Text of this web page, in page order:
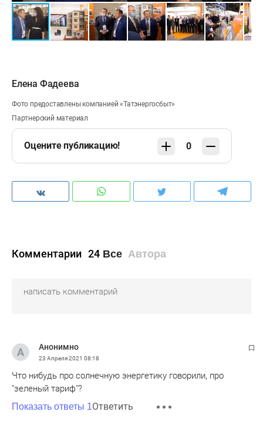
Елена Фадеева
Фото предоставлены компанией «Татэнергосбыт»
Партнерский материал
Оцените публикацию! 0
Комментарии 24 Все Автора
Анонимно
23 Апреля 2021 08:18
Что нибудь про солнечную энергетику говорили, про
"зеленый тариф"?
Показать ответы 1Ответить